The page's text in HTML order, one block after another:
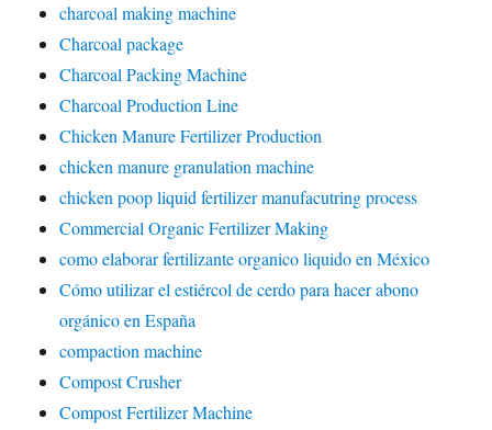
charcoal making machine
Charcoal package
Charcoal Packing Machine
Charcoal Production Line
Chicken Manure Fertilizer Production
chicken manure granulation machine
chicken poop liquid fertilizer manufacutring process
Commercial Organic Fertilizer Making
como elaborar fertilizante organico liquido en México
Cómo utilizar el estiércol de cerdo para hacer abono
orgánico en España
compaction machine
Compost Crusher
Compost Fertilizer Machine